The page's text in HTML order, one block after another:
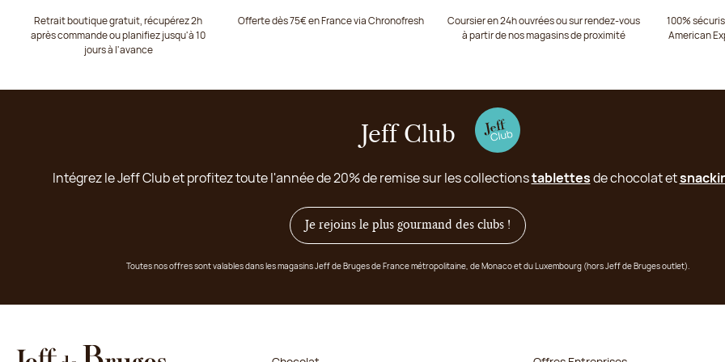
Retrait boutique gratuit, récupérez 2h
après commande ou planifiez jusqu'à 10
jours à l'avance
Offerte dès 75€ en France via Chronofresh
Coursier en 24h ouvrées ou sur rendez-vous
à partir de nos magasins de proximité
100%
American
Jeff Club
Intégrez le Jeff Club et profitez toute l'année de 20% de remise sur les collectionstablettesde chocolat et
Je rejoins le plus gourmand des clubs !
Toutes nos offres sont valables dans les magasins Jeff de Bruges de France métropolitaine, de Monaco et du Luxembourg (hors Jeff de Bruges outlet).